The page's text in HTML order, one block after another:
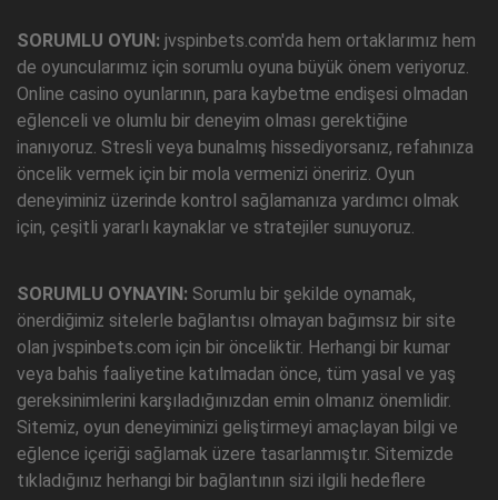
SORUMLU OYUN: jvspinbets.com'da hem ortaklarımız hem
de oyuncularımız için sorumlu oyuna büyük önem veriyoruz.
Online casino oyunlarının, para kaybetme endişesi olmadan
eğlenceli ve olumlu bir deneyim olması gerektiğine
inanıyoruz. Stresli veya bunalmış hissediyorsanız, refahınıza
öncelik vermek için bir mola vermenizi öneririz. Oyun
deneyiminiz üzerinde kontrol sağlamanıza yardımcı olmak
için, çeşitli yararlı kaynaklar ve stratejiler sunuyoruz.
SORUMLU OYNAYIN: Sorumlu bir şekilde oynamak,
önerdiğimiz sitelerle bağlantısı olmayan bağımsız bir site
olan jvspinbets.com için bir önceliktir. Herhangi bir kumar
veya bahis faaliyetine katılmadan önce, tüm yasal ve yaş
gereksinimlerini karşıladığınızdan emin olmanız önemlidir.
Sitemiz, oyun deneyiminizi geliştirmeyi amaçlayan bilgi ve
eğlence içeriği sağlamak üzere tasarlanmıştır. Sitemizde
tıkladığınız herhangi bir bağlantının sizi ilgili hedeflere